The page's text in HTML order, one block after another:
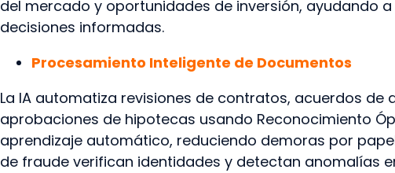
del mercado y oportunidades de inversión, ayudando
decisiones informadas.
Procesamiento Inteligente de Documentos
La IA automatiza revisiones de contratos, acuerdos de
aprobaciones de hipotecas usando Reconocimiento
aprendizaje automático, reduciendo demoras por
de fraude verifican identidades y detectan anomalías